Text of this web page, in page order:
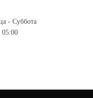
- Суббота
05:00